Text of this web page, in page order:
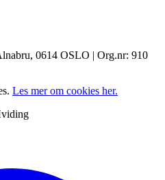
0614 OSLO | Org.nr: 910
Les mer om cookies her.